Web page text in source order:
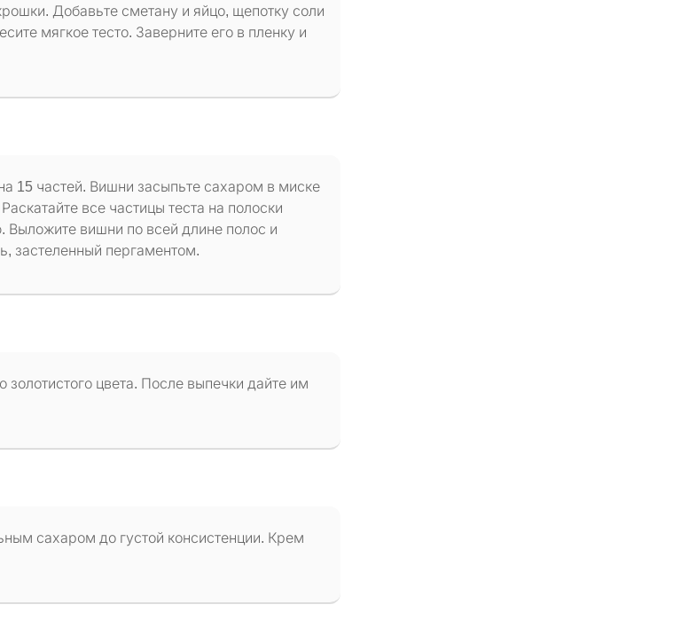
Добавьте сметану и яйцо, щепотку соли
мягкое тесто. Заверните его в пленку и
15 частей. Вишни засыпьте сахаром в миске
все частицы теста на полоски
вишни по всей длине полос и
застеленный пергаментом.
золотистого цвета. После выпечки дайте им
сахаром до густой консистенции. Крем